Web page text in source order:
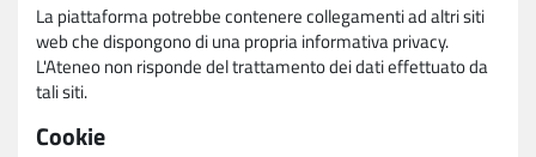
La piattaforma potrebbe contenere collegamenti ad altri siti
web che dispongono di una propria informativa privacy.
L'Ateneo non risponde del trattamento dei dati effettuato da
tali siti.
Cookie